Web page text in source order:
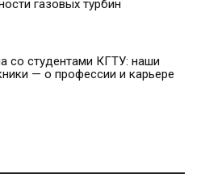
газовых турбин
со студентами КГТУ: наши
— о профессии и карьере